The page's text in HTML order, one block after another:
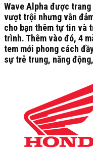
Wave Alpha được
vượt trội nhưng vẫn
cho bạn thêm tự tin và
trình. Thêm vào đó, 4
tem mới phong cách
sự trẻ trung, năng